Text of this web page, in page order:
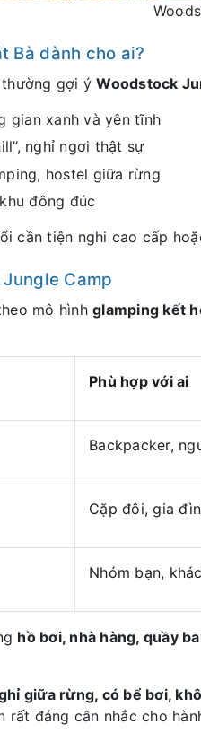
Bà dành cho ai?
thường gợi ýWoodstock
gian xanh và yên tĩnh
nghỉ ngơi thật sự
hostel giữa rừng
đông đúc
cần tiện nghi cao cấp
Camp
mô hình glamping kết
Phù hợp với ai
Backpacker,
Cặp đôi, gia
Nhóm bạn,
hồ bơi, nhà hàng, quầy
giữa rừng, có bể bơi,
rất đáng cân nhắc cho